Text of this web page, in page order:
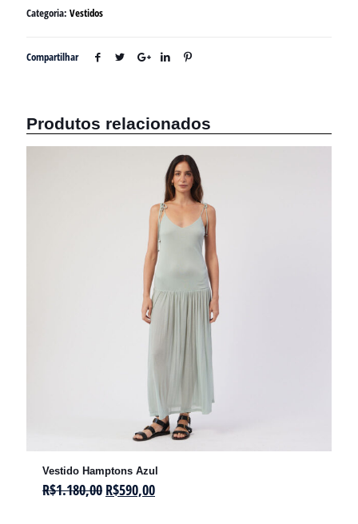
Categoria: Vestidos
Compartilhar
Produtos relacionados
Vestido Hamptons Azul
R$1.180,00 R$590,00